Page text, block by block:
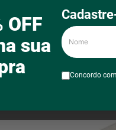
OFF
sua
Nome
Concordo